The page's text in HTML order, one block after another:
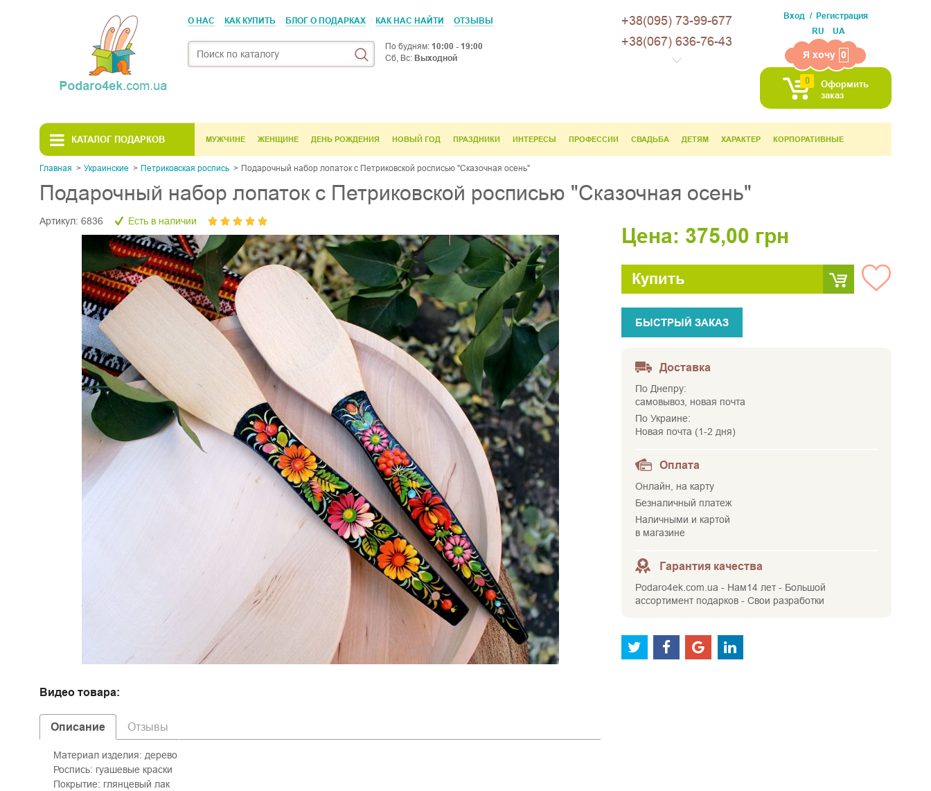
О НАС КАК КУПИТЬ БЛОГ О ПОДАРКАХ КАК НАС НАЙТИ ОТЗЫВЫ
По будням: 10:00 - 19:00
Сб, Вс: Выходной
+38(095) 73-99-677
+38(067) 636-76-43
Вход
Регистрация
RU
UA
Я хочу 0
0
Оформить
заказ
КАТАЛОГ ПОДАРКОВ МУЖЧИНЕ ЖЕНЩИНЕ ДЕНЬ РОЖДЕНИЯ НОВЫЙ ГОД ПРАЗДНИКИ ИНТЕРЕСЫ ПРОФЕССИИ СВАДЬБА ДЕТЯМ ХАРАКТЕР КОРПОРАТИВНЫЕ
Главная Украинскиe Петриковская роспись Подарочный набор лопаток с Петриковской росписью "Сказочная осень"
Подарочный набор лопаток с Петриковской росписью "Сказочная осень"
Артикул: 6836 Есть в наличии
Видео товара:
Описание
Материал изделия: дерево
Роспись: гуашевые краски
Покрытие: глянцевый лак
Отзывы
Цена: 375,00 грн
Купить
БЫСТРЫЙ ЗАКАЗ
Доставка
По Днепру:
самовывоз, новая почта
По Украине:
Новая почта (1-2 дня)
Оплата
Онлайн, на карту
Безналичный платеж
Наличными и картой
в магазине
Гарантия качества
Podaro4ek.com.ua - Нам14 лет - Большой
ассортимент подарков - Свои разработки